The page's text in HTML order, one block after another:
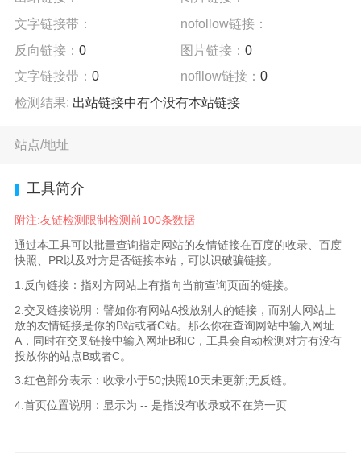
文字链接带：
nofollow链接：
反向链接： 0 图片链接： 0
文字链接带： 0 nofllow链接： 0
检测结果: 出站链接中有个没有本站链接
站点/地址
工具简介
附注:友链检测限制检测前100条数据
通过本工具可以批量查询指定网站的友情链接在百度的收录、百度
快照、PR以及对方是否链接本站，可以识破骗链接。
1.反向链接：指对方网站上有指向当前查询页面的链接。
2.交叉链接说明：譬如你有网站A投放别人的链接，而别人网站上
放的友情链接是你的B站或者C站。那么你在查询网站中输入网址
A，同时在交叉链接中输入网址B和C，工具会自动检测对方有没有
投放你的站点B或者C。
3.红色部分表示：收录小于50;快照10天未更新;无反链。
4.首页位置说明：显示为 -- 是指没有收录或不在第一页